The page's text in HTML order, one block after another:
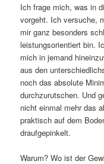
Ich frage mich, was in
vorgeht. Ich versuche,
mir ganz besonders
leistungsorientiert bin.
mich in jemand
aus den
noch das absolute
durchzurutschen. Und
nicht einmal mehr das
praktisch auf dem
draufgepinkelt.
Warum? Wo ist der